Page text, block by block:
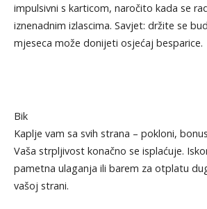
impulsivni s karticom, naročito kada se
iznenadnim izlascima. Savjet: držite se
mjeseca može donijeti osjećaj besparice.
Bik
Kaplje vam sa svih strana – pokloni,
Vaša strpljivost konačno se isplaćuje.
pametna ulaganja ili barem za otplatu
vašoj strani.